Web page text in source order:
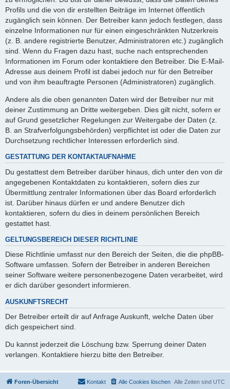
Profils und die von dir erstellten Beiträge im Internet öffentlich
zugänglich sein können. Der Betreiber kann jedoch festlegen, dass
einzelne Informationen nur für einen eingeschränkten Nutzerkreis
(z. B. andere registrierte Benutzer, Administratoren etc.) zugänglich
sind. Wenn du Fragen dazu hast, suche nach entsprechenden
Informationen im Forum oder kontaktiere den Betreiber. Die E-Mail-
Adresse aus deinem Profil ist dabei jedoch nur für den Betreiber
und von ihm beauftragte Personen (Administratoren) zugänglich.
Andere als die oben genannten Daten wird der Betreiber nur mit
deiner Zustimmung an Dritte weitergeben. Dies gilt nicht, sofern er
auf Grund gesetzlicher Regelungen zur Weitergabe der Daten (z.
B. an Strafverfolgungsbehörden) verpflichtet ist oder die Daten zur
Durchsetzung rechtlicher Interessen erforderlich sind.
GESTATTUNG DER KONTAKTAUFNAHME
Du gestattest dem Betreiber darüber hinaus, dich unter den von dir
angegebenen Kontaktdaten zu kontaktieren, sofern dies zur
Übermittlung zentraler Informationen über das Board erforderlich
ist. Darüber hinaus dürfen er und andere Benutzer dich
kontaktieren, sofern du dies in deinem persönlichen Bereich
gestattet hast.
GELTUNGSBEREICH DIESER RICHTLINIE
Diese Richtlinie umfasst nur den Bereich der Seiten, die die phpBB-
Software umfassen. Sofern der Betreiber in anderen Bereichen
seiner Software weitere personenbezogene Daten verarbeitet, wird
er dich darüber gesondert informieren.
AUSKUNFTSRECHT
Der Betreiber erteilt dir auf Anfrage Auskunft, welche Daten über
dich gespeichert sind.
Du kannst jederzeit die Löschung bzw. Sperrung deiner Daten
verlangen. Kontaktiere hierzu bitte den Betreiber.
Foren-Übersicht Alle Zeiten sind UTC
Alle Cookies löschen
Kontakt